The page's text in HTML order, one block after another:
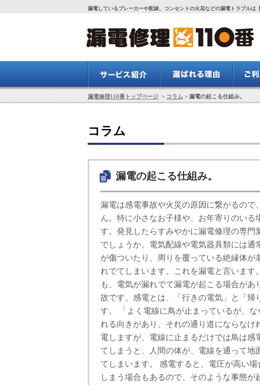
漏電しているブレーカーや配線、コンセントの火花などの漏電トラブルは
漏電修理110番トップページ > コラム > 漏電の起こる仕組み。
コラム
漏電の起こる仕組み。
漏電は感電事故や火災の原因に繋がるの
ん。特に小さなお子様や、お年寄りのい
す。発見したらすみやかに漏電修理の専
でしょうか。電気配線や電気器具類には
が傷ついたり、周りを覆っている絶縁体
れでてしまいます。これを漏電と言いま
も、電気が漏れでて漏電が起こる場合が
故です。感電とは、「行きの電気」と「
す。 「よく電線に鳥が止まっているが、
れる向きがあり、それの通り道にならな
電しますが、電線に止まるだけでは鳥は
てしまうと、人間の体が、電線を通って
てしまいます。 感電すると、電圧が高い
しまう場合もあるので、そのような事態